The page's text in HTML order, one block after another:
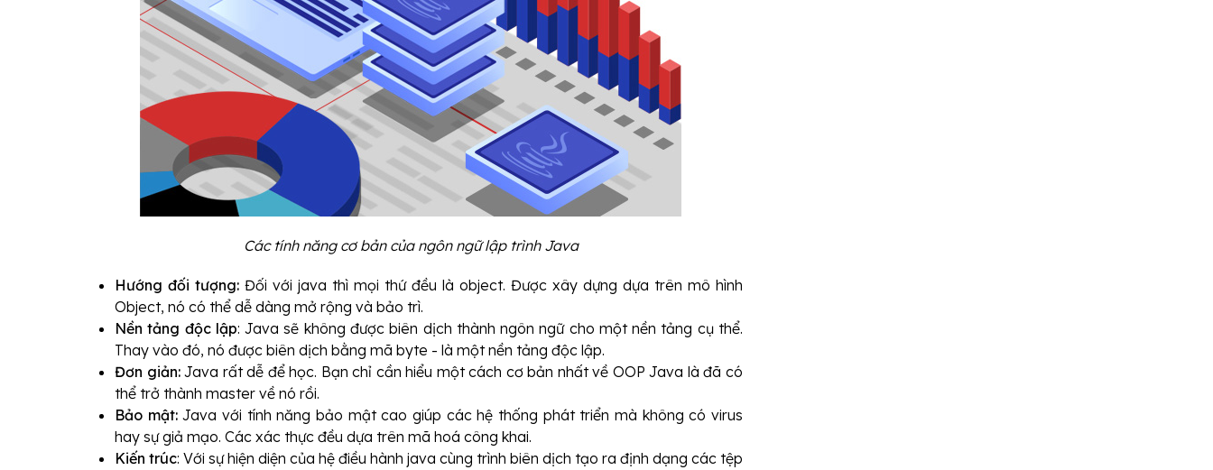
Các tính năng cơ bản của ngôn ngữ lập trình Java
Hướng đối tượng: Đối với java thì mọi thứ đều là object. Được xây dựng dựa trên mô hình
Object, nó có thể dễ dàng mở rộng và bảo trì.
Nền tảng độc lập: Java sẽ không được biên dịch thành ngôn ngữ cho một nền tảng cụ thể.
Thay vào đó, nó được biên dịch bằng mã byte - là một nền tảng độc lập.
Đơn giản:Java rất dễ để học. Bạn chỉ cần hiểu một cách cơ bản nhất về OOP Java là đã có
thể trở thành master về nó rồi.
Bảo mật:Java với tính năng bảo mật cao giúp các hệ thống phát triển mà không có virus
hay sự giả mạo. Các xác thực đều dựa trên mã hoá công khai.
Kiến trúc: Với sự hiện diện của hệ điều hành java cùng trình biên dịch tạo ra định dạng các tệp